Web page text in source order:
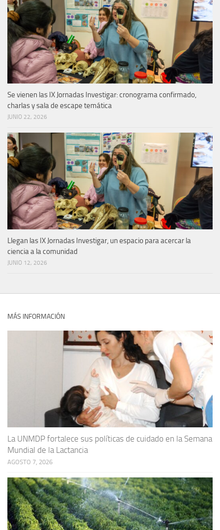
Se vienen las IX Jornadas Investigar: cronograma confirmado,
charlas y sala de escape temática
JUNIO 22, 2026
Llegan las IX Jornadas Investigar, un espacio para acercar la
ciencia a la comunidad
JUNIO 12, 2026
MÁS INFORMACIÓN
La UNMDP fortalece sus políticas de cuidado en la Semana
Mundial de la Lactancia
AGOSTO 7, 2026